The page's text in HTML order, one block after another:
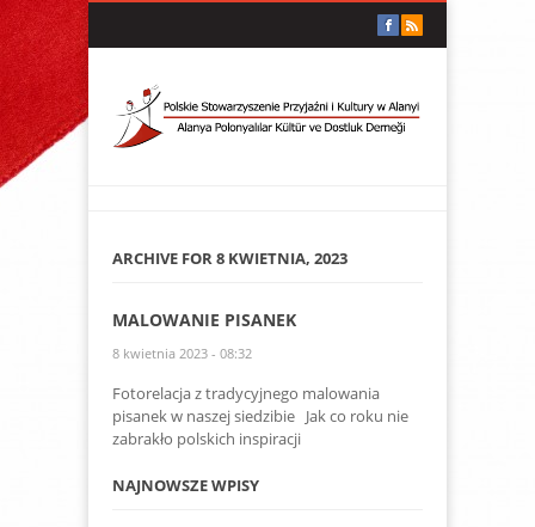
ARCHIVE FOR 8 KWIETNIA, 2023
MALOWANIE PISANEK
8 kwietnia 2023 - 08:32
Fotorelacja z tradycyjnego malowania
pisanek w naszej siedzibie Jak co roku nie
zabrakło polskich inspiracji
NAJNOWSZE WPISY